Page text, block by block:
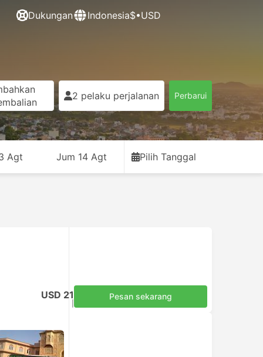
Dukungan Indonesia$•USD
2 pelaku perjalanan Perbarui
Agt Jum 14 Agt Pilih Tanggal
USD 21 Pesan sekarang